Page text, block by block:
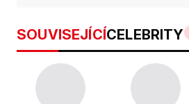
SOUVISEJÍCÍCELEBRITY